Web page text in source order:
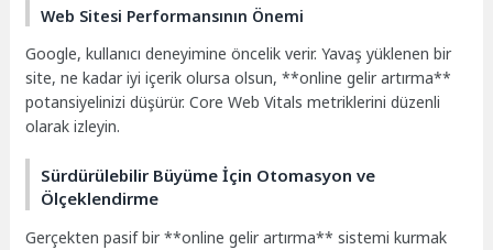
Web Sitesi Performansının Önemi
Google, kullanıcı deneyimine öncelik verir. Yavaş yüklenen bir
site, ne kadar iyi içerik olursa olsun, **online gelir artırma**
potansiyelinizi düşürür. Core Web Vitals metriklerini düzenli
olarak izleyin.
Sürdürülebilir Büyüme İçin Otomasyon ve
Ölçeklendirme
Gerçekten pasif bir **online gelir artırma** sistemi kurmak